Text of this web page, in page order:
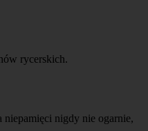
rycerskich.
niepamięci nigdy nie ogarnie,